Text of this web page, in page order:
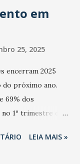
em
25, 2025
encerram 2025
do próximo ano.
69% dos
1º trimestre de
tambémLEIA MAIS »